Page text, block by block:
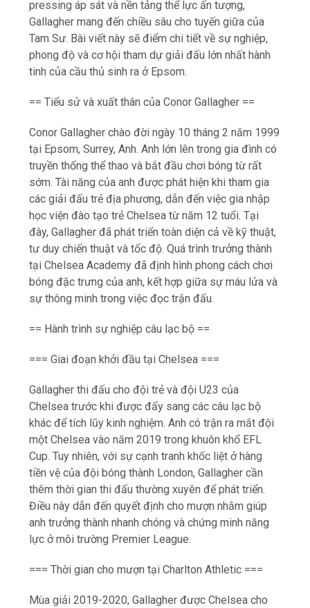
pressing áp sát và nền tảng thể lực ấn tượng,
Gallagher mang đến chiều sâu cho tuyến giữa của
Tam Sư. Bài viết này sẽ điểm chi tiết về sự nghiệp,
phong độ và cơ hội tham dự giải đấu lớn nhất hành
tinh của cầu thủ sinh ra ở Epsom.
== Tiểu sử và xuất thân của Conor Gallagher ==
Conor Gallagher chào đời ngày 10 tháng 2 năm 1999
tại Epsom, Surrey, Anh. Anh lớn lên trong gia đình có
truyền thống thể thao và bắt đầu chơi bóng từ rất
sớm. Tài năng của anh được phát hiện khi tham gia
các giải đấu trẻ địa phương, dẫn đến việc gia nhập
học viện đào tạo trẻ Chelsea từ năm 12 tuổi. Tại
đây, Gallagher đã phát triển toàn diện cả về kỹ thuật,
tư duy chiến thuật và tốc độ. Quá trình trưởng thành
tại Chelsea Academy đã định hình phong cách chơi
bóng đặc trưng của anh, kết hợp giữa sự máu lửa và
sự thông minh trong việc đọc trận đấu.
== Hành trình sự nghiệp câu lạc bộ ==
=== Giai đoạn khởi đầu tại Chelsea ===
Gallagher thi đấu cho đội trẻ và đội U23 của
Chelsea trước khi được đẩy sang các câu lạc bộ
khác để tích lũy kinh nghiệm. Anh có trận ra mắt đội
một Chelsea vào năm 2019 trong khuôn khổ EFL
Cup. Tuy nhiên, với sự cạnh tranh khốc liệt ở hàng
tiền vệ của đội bóng thành London, Gallagher cần
thêm thời gian thi đấu thường xuyên để phát triển.
Điều này dẫn đến quyết định cho mượn nhằm giúp
anh trưởng thành nhanh chóng và chứng minh năng
lực ở môi trường Premier League.
=== Thời gian cho mượn tại Charlton Athletic ===
Mùa giải 2019-2020, Gallagher được Chelsea cho